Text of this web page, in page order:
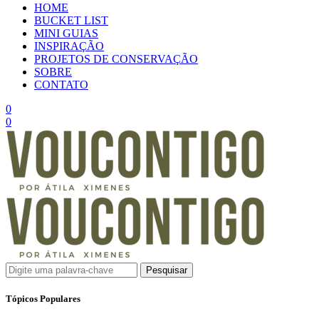
HOME
BUCKET LIST
MINI GUIAS
INSPIRAÇÃO
PROJETOS DE CONSERVAÇÃO
SOBRE
CONTATO
0
0
Pesquisar
Tópicos Populares